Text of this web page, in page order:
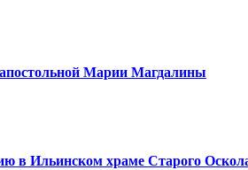
Марии Магдалины
в Ильинском храме Старого